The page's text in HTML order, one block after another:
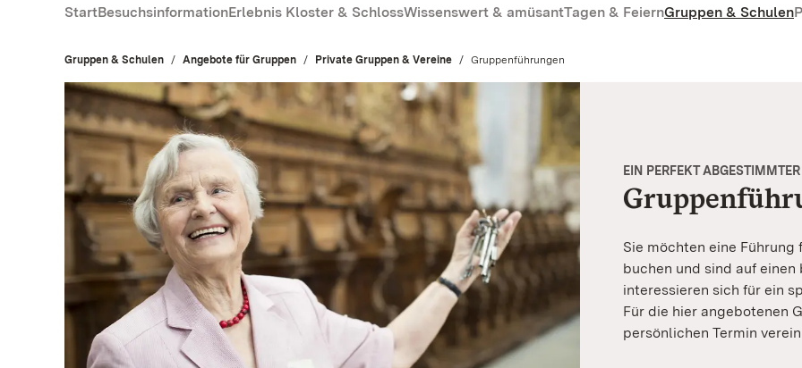
StartBesuchsinformationErlebnis Kloster & SchlossWissenswert & amüsantTagen & FeiernGruppen & Schulen
Gruppen & Schulen Angebote für Gruppen Private Gruppen & Vereine Aktuell:
Gruppenführungen
EIN PERFEKT
Sie möchten eine
buchen und sind auf
interessieren sich für ein
Für die hier angebotenen
persönlichen Termin